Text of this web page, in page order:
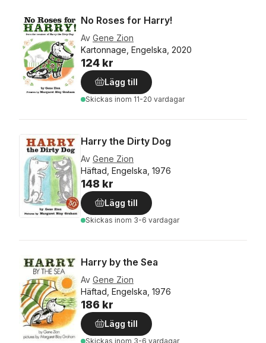
No Roses for Harry!
Av Gene Zion
Kartonnage, Engelska, 2020
124 kr
Lägg till
Skickas inom 11-20 vardagar
Harry the Dirty Dog
Av Gene Zion
Häftad, Engelska, 1976
148 kr
Lägg till
Skickas inom 3-6 vardagar
Harry by the Sea
Av Gene Zion
Häftad, Engelska, 1976
186 kr
Lägg till
Skickas inom 3-6 vardagar